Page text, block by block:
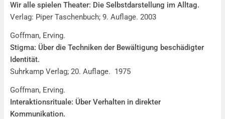
Wir alle spielen Theater: Die Selbstdarstellung im Alltag.
Verlag: Piper Taschenbuch; 9. Auflage. 2003
Goffman, Erving.
Stigma: Über die Techniken der Bewältigung beschädigter
Identität.
Suhrkamp Verlag; 20. Auflage. 1975
Goffman, Erving.
Interaktionsrituale: Über Verhalten in direkter
Kommunikation.